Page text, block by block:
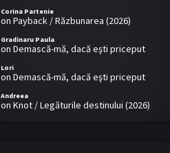
Corina Partenie
on Payback / Răzbunarea (2026)
Gradinaru Paula
on Demască-mă, dacă eşti priceput
Lori
on Demască-mă, dacă eşti priceput
Andreea
on Knot / Legăturile destinului (2026)